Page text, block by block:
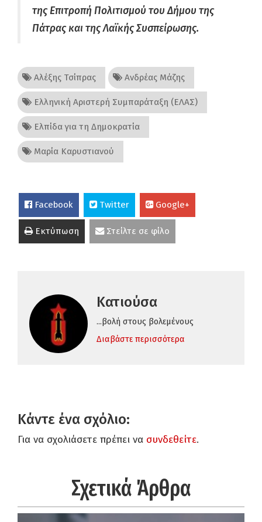
της Επιτροπή Πολιτισμού του Δήμου της
Πάτρας και της Λαϊκής Συσπείρωσης.
Αλέξης Τσίπρας Ανδρέας Μάζης
Ελληνική Αριστερή Συμπαράταξη (ΕΛΑΣ)
Ελπίδα για τη Δημοκρατία
Μαρία Καρυστιανού
Facebook Twitter Google+
Εκτύπωση Στείλτε σε φίλο
Κατιούσα
...βολή στους βολεμένους
Διαβάστε περισσότερα
Κάντε ένα σχόλιο:
Για να σχολιάσετε πρέπει να συνδεθείτε.
Σχετικά Άρθρα